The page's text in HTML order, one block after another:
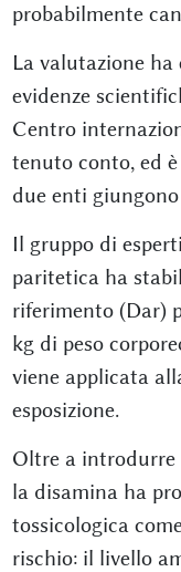
probabilmente
La valutazione ha
evidenze
Centro
tenuto conto, ed
due enti
Il gruppo di
paritetica ha
riferimento (Dar)
kg di peso
viene applicata
esposizione.
Oltre a introdurre
la disamina ha
tossicologica
rischio: il livello